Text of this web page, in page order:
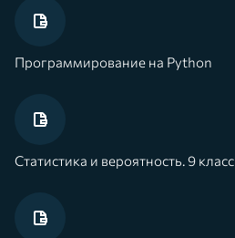
Программирование на Python
Статистика и вероятность. 9 класс